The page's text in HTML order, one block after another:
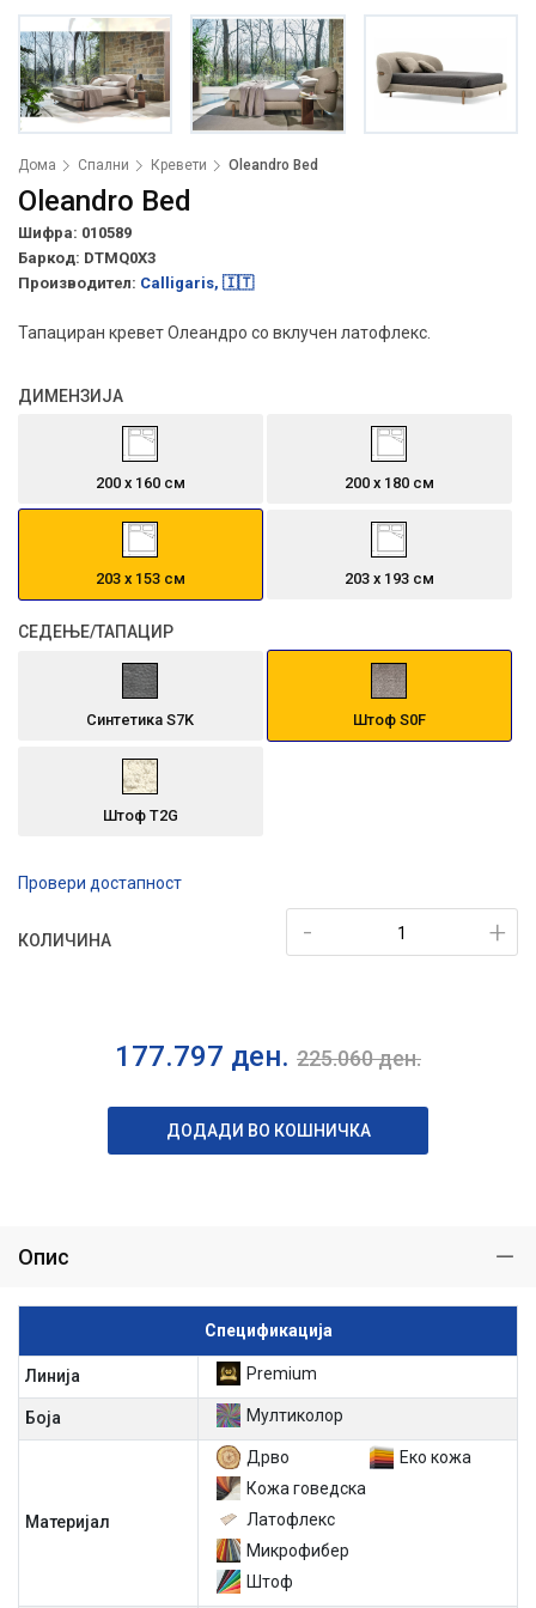
Дома Спални Кревети Oleandro Bed
Oleandro Bed
Шифра: 010589
Баркод: DTMQ0X3
Производител: Calligaris, 🇮🇹
Тапациран кревет Олеандро со вклучен латофлекс.
ДИМЕНЗИЈА
200 х 160 см 200 х 180 см
203 х 153 см 203 х 193 см
СЕДЕЊЕ/ТАПАЦИР
Синтетика S7K Штоф S0F
Штоф T2G
Провери достапност
КОЛИЧИНА +
-
177.797 ден. 225.060ден.
ДОДАДИ ВО КОШНИЧКА
Опис
Спецификација
Линија Premium
Боја Мултиколор
Материјал
Дрво
Еко кожа
Кожа говедска
Латофлекс
Микрофибер
Штоф